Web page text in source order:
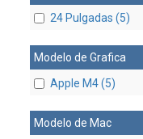
24 Pulgadas (5)
Modelo de Grafica
Apple M4 (5)
Modelo de Mac